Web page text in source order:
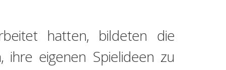
hatten, bildeten die
ihre eigenen Spielideen zu